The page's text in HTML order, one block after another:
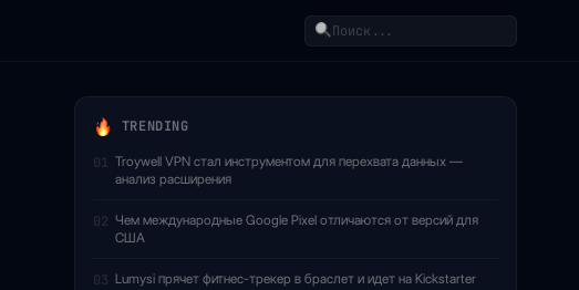
Поиск
TRENDING
01 Troywell VPN стал инструментом для перехвата данных —
анализ расширения
02 Чем международные Google Pixel отличаются от версий для
США
03 Lumysi прячет фитнес-трекер в браслет и идет на Kickstarter